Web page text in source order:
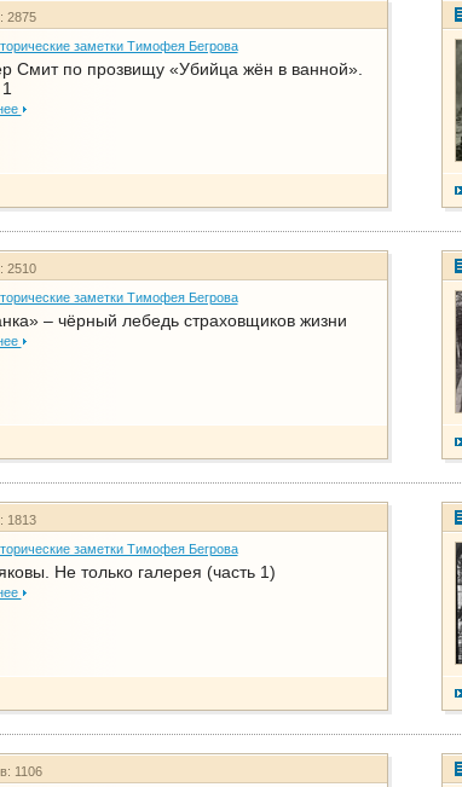
2875
заметки Тимофея Бегрова
Смит по прозвищу «Убийца жён в ванной».
2510
заметки Тимофея Бегрова
– чёрный лебедь страховщиков жизни
1813
заметки Тимофея Бегрова
Не только галерея (часть 1)
1106